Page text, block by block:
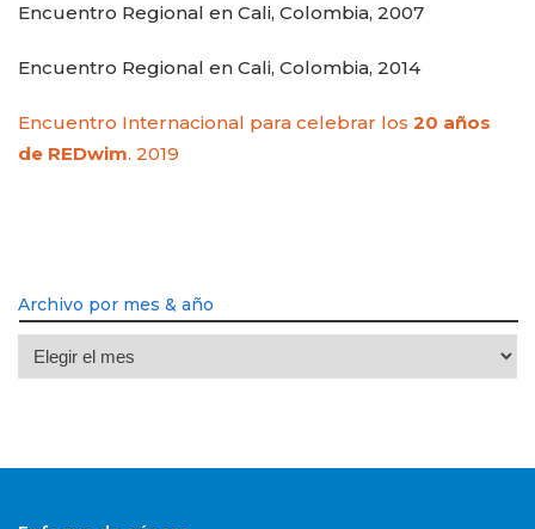
Encuentro Regional en Cali, Colombia, 2007
Encuentro Regional en Cali, Colombia, 2014
Encuentro Internacional para celebrar los 20 años
de REDwim. 2019
Archivo por mes & año
Archivo
por
año